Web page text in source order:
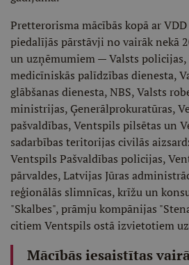
Pretterorisma mācībās kopā ar
piedalījās pārstāvji no vairāk nekā
un uzņēmumiem — Valsts policijas,
medicīniskās palīdzības dienesta,
glābšanas dienesta, NBS, Valsts
ministrijas, Ģenerālprokuratūras,
pašvaldības, Ventspils pilsētas un
sadarbības teritorijas civilās
Ventspils Pašvaldības policijas,
pārvaldes, Latvijas Jūras
reģionālās slimnīcas, krīžu un
"Skalbes", prāmju kompānijas
citiem Ventspils ostā izvietotiem
Mācībās iesaistītas